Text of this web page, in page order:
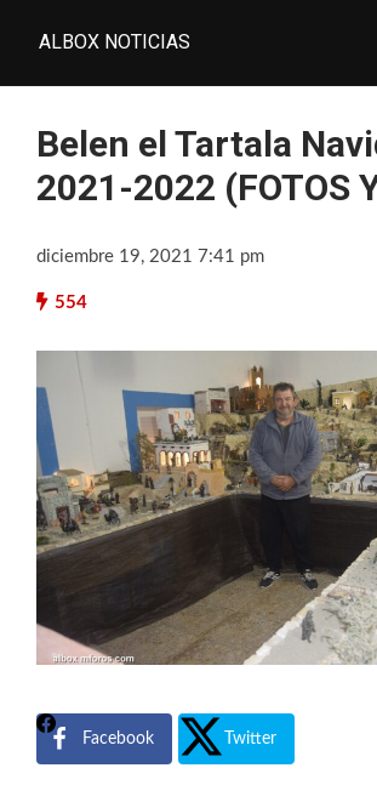
ALBOX NOTICIAS
Belen el Tartala
2021-2022 (FOTOS
diciembre 19, 2021 7:41 pm
554
Facebook Twitter